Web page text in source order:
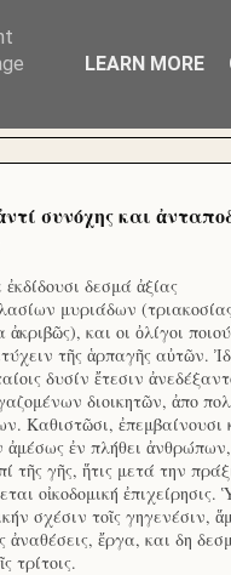
συνόχης και
δεσμά ἀξίας
μυριάδων
ἀκριβῶς), και οι ὀλίγοι
τῆς ἁρπαγῆς αὐτῶν.
δυσίν ἔτεσιν
διοικητῶν, ἀπο
Καθιστῶσι, ἐπεμβαίνουσι
ἀμέσως ἐν πλήθει
τῆς γῆς, ἥτις μετά την
οἰκοδομική
σχέσιν τοῖς γηγενέσιν,
ἀναθέσεις, ἔργα, και δη
τρίτοις.
LEARN MORE